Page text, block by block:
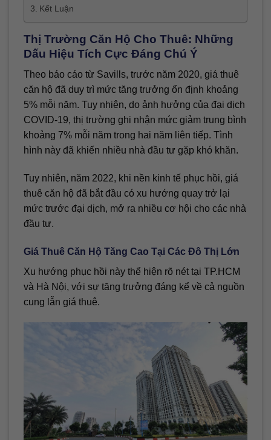
Kết Luận
Thị Trường Căn Hộ Cho Thuê: Những
Dấu Hiệu Tích Cực Đáng Chú Ý
Theo báo cáo từ Savills, trước năm 2020, giá thuê
căn hộ đã duy trì mức tăng trưởng ổn định khoảng
5% mỗi năm. Tuy nhiên, do ảnh hưởng của đại dịch
COVID-19, thị trường ghi nhận mức giảm trung bình
khoảng 7% mỗi năm trong hai năm liên tiếp. Tình
hình này đã khiến nhiều nhà đầu tư gặp khó khăn.
Tuy nhiên, năm 2022, khi nền kinh tế phục hồi, giá
thuê căn hộ đã bắt đầu có xu hướng quay trở lại
mức trước đại dịch, mở ra nhiều cơ hội cho các nhà
đầu tư.
Giá Thuê Căn Hộ Tăng Cao Tại Các Đô Thị Lớn
Xu hướng phục hồi này thể hiện rõ nét tại TP.HCM
và Hà Nội, với sự tăng trưởng đáng kể về cả nguồn
cung lẫn giá thuê.